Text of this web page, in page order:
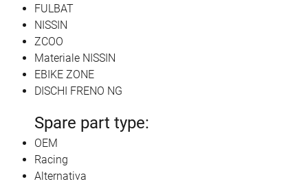
FULBAT
NISSIN
ZCOO
Materiale NISSIN
EBIKE ZONE
DISCHI FRENO NG
Spare part type:
OEM
Racing
Alternativa